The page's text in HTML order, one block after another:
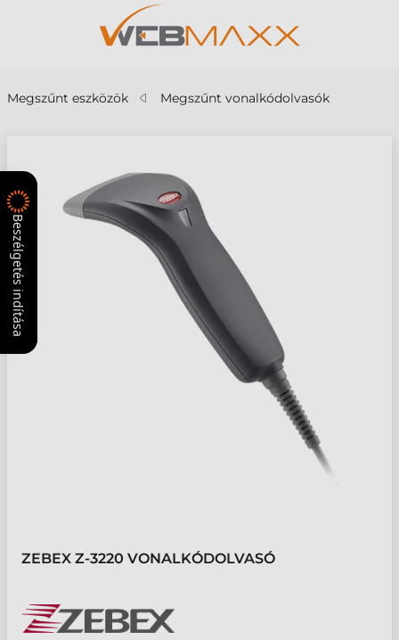
Megszűnt eszközök Megszűnt vonalkódolvasók
ZEBEX Z-3220 VONALKÓDOLVASÓ
Beszélgetés indítása